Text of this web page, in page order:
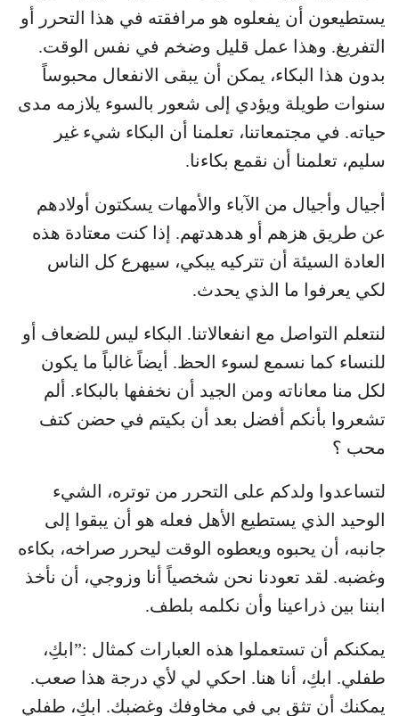
يستطيعون أن يفعلوه هو مرافقته في هذا التحرر أو
التفريغ. وهذا عمل قليل وضخم في نفس الوقت.
بدون هذا البكاء، يمكن أن يبقى الانفعال محبوساً
سنوات طويلة ويؤدي إلى شعور بالسوء يلازمه مدى
حياته. في مجتمعاتنا، تعلمنا أن البكاء شيء غير
سليم، تعلمنا أن نقمع بكاءنا.
أجيال وأجيال من الآباء والأمهات يسكتون أولادهم
عن طريق هزهم أو هدهدتهم. إذا كنت معتادة هذه
العادة السيئة أن تتركيه يبكي، سيهرع كل الناس
لكي يعرفوا ما الذي يحدث.
لنتعلم التواصل مع انفعالاتنا. البكاء ليس للضعاف أو
للنساء كما نسمع لسوء الحظ. أيضاً غالباً ما يكون
لكل منا معاناته ومن الجيد أن نخففها بالبكاء. ألم
تشعروا بأنكم أفضل بعد أن بكيتم في حضن كتف
محب ؟
لتساعدوا ولدكم على التحرر من توتره، الشيء
الوحيد الذي يستطيع الأهل فعله هو أن يبقوا إلى
جانبه، أن يحبوه ويعطوه الوقت ليحرر صراخه، بكاءه
وغضبه. لقد تعودنا نحن شخصياً أنا وزوجي، أن نأخذ
ابننا بين ذراعينا وأن نكلمه بلطف.
يمكنكم أن تستعملوا هذه العبارات كمثال :”ابكِ،
طفلي. ابكِ، أنا هنا. احكي لي لأي درجة هذا صعب.
يمكنك أن تثق بي في مخاوفك وغضبك. ابكِ، طفلي